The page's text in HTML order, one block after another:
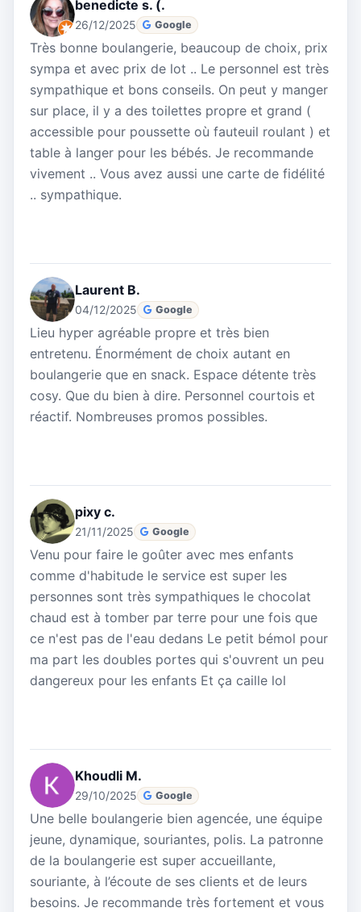
benedicte s. (.
26/12/2025 Google
Très bonne boulangerie, beaucoup de choix, prix
sympa et avec prix de lot .. Le personnel est très
sympathique et bons conseils. On peut y manger
sur place, il y a des toilettes propre et grand (
accessible pour poussette où fauteuil roulant ) et
table à langer pour les bébés. Je recommande
vivement .. Vous avez aussi une carte de fidélité
.. sympathique.
Laurent B.
04/12/2025 Google
Lieu hyper agréable propre et très bien
entretenu. Énormément de choix autant en
boulangerie que en snack. Espace détente très
cosy. Que du bien à dire. Personnel courtois et
réactif. Nombreuses promos possibles.
pixy c.
21/11/2025 Google
Venu pour faire le goûter avec mes enfants
comme d'habitude le service est super les
personnes sont très sympathiques le chocolat
chaud est à tomber par terre pour une fois que
ce n'est pas de l'eau dedans Le petit bémol pour
ma part les doubles portes qui s'ouvrent un peu
dangereux pour les enfants Et ça caille lol
Khoudli M.
29/10/2025 Google
Une belle boulangerie bien agencée, une équipe
jeune, dynamique, souriantes, polis. La patronne
de la boulangerie est super accueillante,
souriante, à l’écoute de ses clients et de leurs
besoins. Je recommande très fortement et vous